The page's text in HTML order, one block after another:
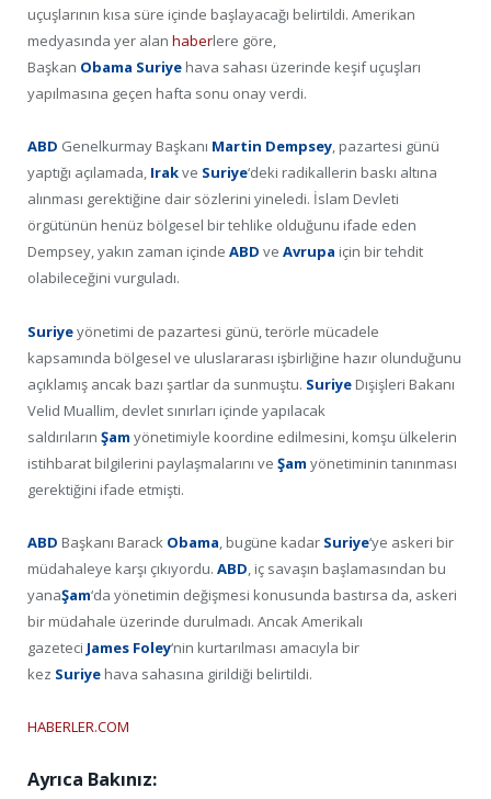
uçuşlarının kısa süre içinde başlayacağı belirtildi. Amerikan
medyasında yer alan haberlere göre,
Başkan Obama Suriye hava sahası üzerinde keşif uçuşları
yapılmasına geçen hafta sonu onay verdi.
ABD Genelkurmay Başkanı Martin Dempsey, pazartesi günü
yaptığı açılamada, Irakve Suriye‘deki radikallerin baskı altına
alınması gerektiğine dair sözlerini yineledi. İslam Devleti
örgütünün henüz bölgesel bir tehlike olduğunu ifade eden
Dempsey, yakın zaman içinde ABD ve Avrupa için bir tehdit
olabileceğini vurguladı.
Suriyeyönetimi de pazartesi günü, terörle mücadele
kapsamında bölgesel ve uluslararası işbirliğine hazır olunduğunu
açıklamış ancak bazı şartlar da sunmuştu. Suriye Dışişleri Bakanı
Velid Muallim, devlet sınırları içinde yapılacak
saldırıların Şam yönetimiyle koordine edilmesini, komşu ülkelerin
istihbarat bilgilerini paylaşmalarını ve Şam yönetiminin tanınması
gerektiğini ifade etmişti.
ABD Başkanı Barack Obama, bugüne kadar Suriye‘ye askeri bir
müdahaleye karşı çıkıyordu. ABD, iç savaşın başlamasından bu
yanaŞam‘da yönetimin değişmesi konusunda bastırsa da, askeri
bir müdahale üzerinde durulmadı. Ancak Amerikalı
gazeteci James Foley‘nin kurtarılması amacıyla bir
kez Suriye hava sahasına girildiği belirtildi.
HABERLER.COM
Ayrıca Bakınız: